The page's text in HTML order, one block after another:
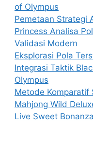
of Olympus
Pemetaan Strategi
Princess Analisa
Validasi Modern
Eksplorasi Pola
Integrasi Taktik
Olympus
Metode Komparatif
Mahjong Wild
Live Sweet Bonanza